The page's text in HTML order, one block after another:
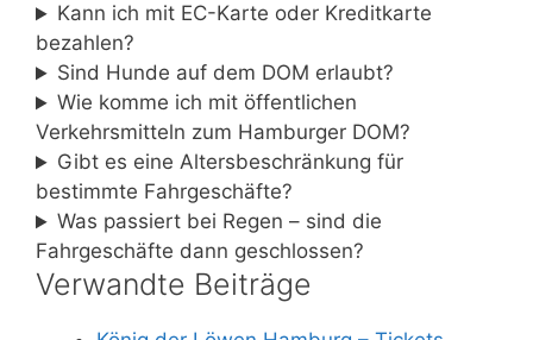
Kann ich mit EC-Karte oder Kreditkarte
bezahlen?
Sind Hunde auf dem DOM erlaubt?
Wie komme ich mit öffentlichen
Verkehrsmitteln zum Hamburger DOM?
Gibt es eine Altersbeschränkung für
bestimmte Fahrgeschäfte?
Was passiert bei Regen – sind die
Fahrgeschäfte dann geschlossen?
Verwandte Beiträge